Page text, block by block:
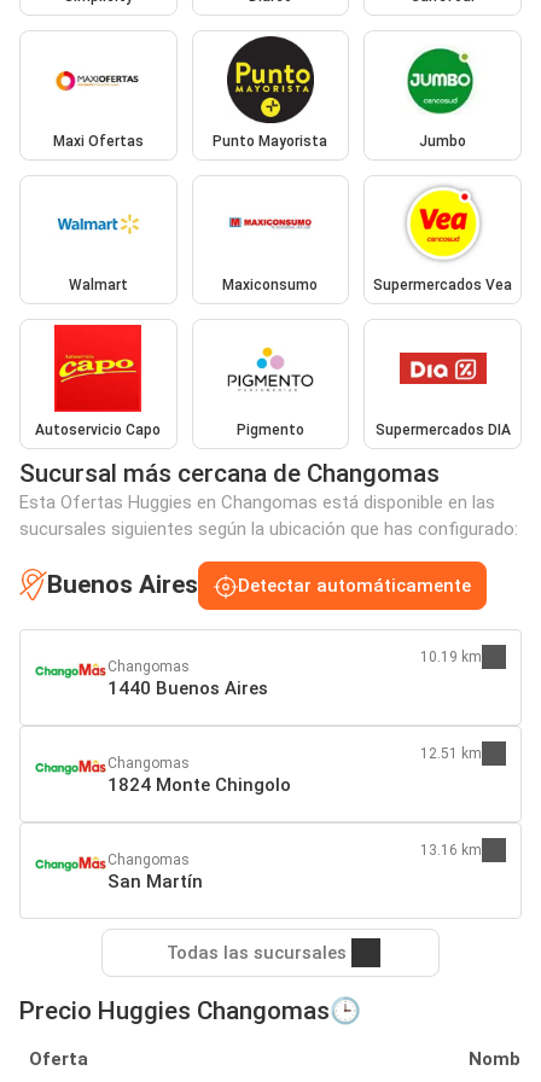
Maxi Ofertas Punto Mayorista Jumbo
Walmart Maxiconsumo Supermercados Vea
Autoservicio Capo Pigmento Supermercados DIA
Sucursal más cercana de Changomas
Esta Ofertas Huggies en Changomas está disponible en las
sucursales siguientes según la ubicación que has configurado:
Buenos Aires Detectar automáticamente
Changomas
1440 Buenos Aires
10.19 km
Changomas
1824 Monte Chingolo
12.51 km
Changomas
San Martín
13.16 km
Todas las sucursales
Precio Huggies Changomas🕒
Oferta Nombre